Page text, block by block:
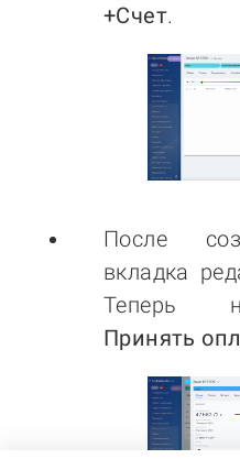
+Счет.
После
вкладка
Теперь
Принять